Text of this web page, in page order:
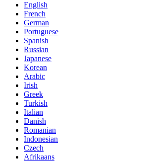
English
French
German
Portuguese
Spanish
Russian
Japanese
Korean
Arabic
Irish
Greek
Turkish
Italian
Danish
Romanian
Indonesian
Czech
Afrikaans